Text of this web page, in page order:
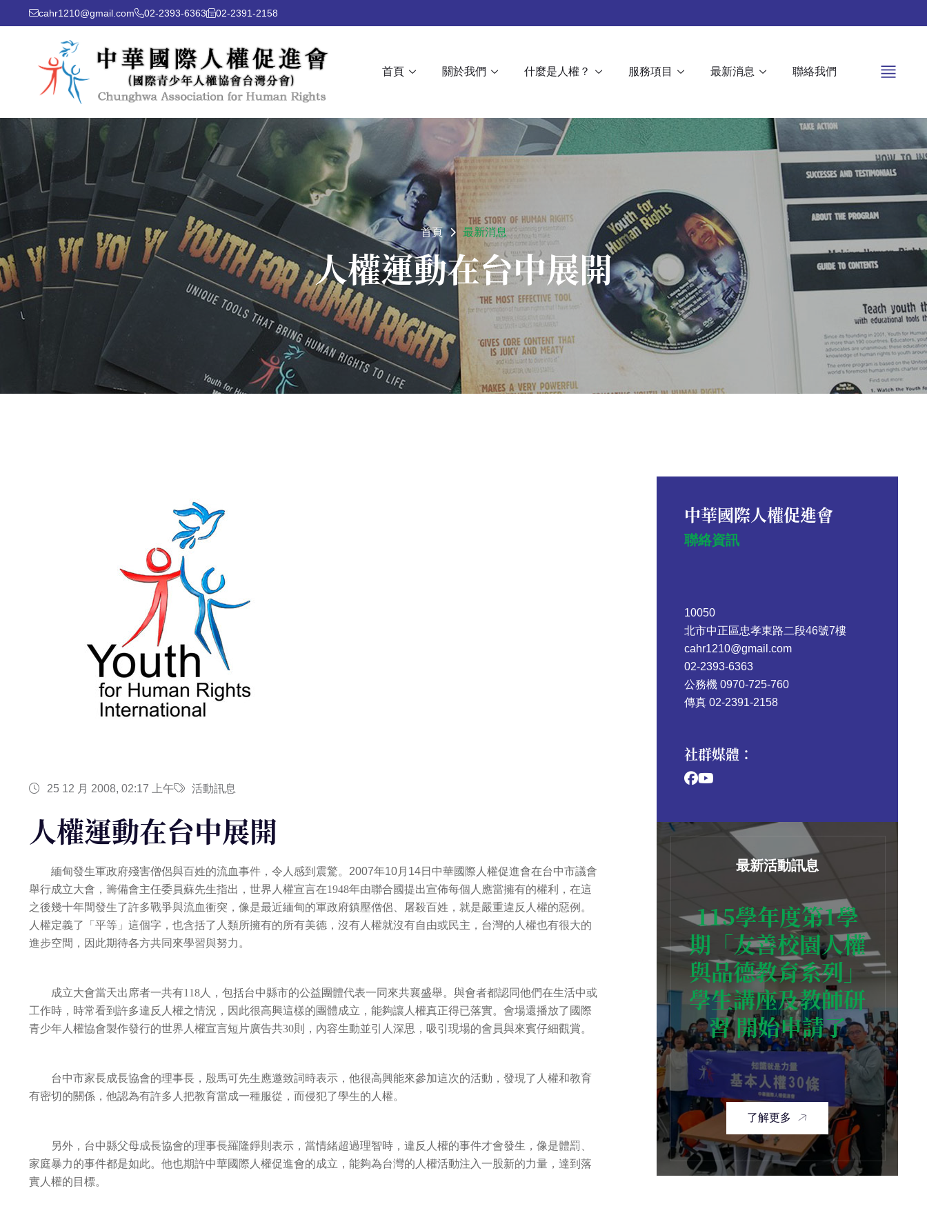
cahr1210@gmail.com 02-2393-6363 02-2391-2158
首頁 關於我們 什麼是人權？ 服務項目 最新消息 聯絡我們
首頁 最新消息
人權運動在台中展開
25 12 月 2008, 02:17 上午 活動訊息
人權運動在台中展開
緬甸發生軍政府殘害僧侶與百姓的流血事件，令人感到震驚。2007年10月14日中華國際人權促進會在台中市議會
舉行成立大會，籌備會主任委員蘇先生指出，世界人權宣言在1948年由聯合國提出宣佈每個人應當擁有的權利，在這
之後幾十年間發生了許多戰爭與流血衝突，像是最近緬甸的軍政府鎮壓僧侶、屠殺百姓，就是嚴重違反人權的惡例。
人權定義了「平等」這個字，也含括了人類所擁有的所有美德，沒有人權就沒有自由或民主，台灣的人權也有很大的
進步空間，因此期待各方共同來學習與努力。
成立大會當天出席者一共有118 人，包括台中縣市的公益團體代表一同來共襄盛舉。與會者都認同他們在生活中或
工作時，時常看到許多違反人權之情況，因此很高興這樣的團體成立，能夠讓人權真正得已落實。會場還播放了國際
青少年人權協會製作發行的世界人權宣言短片廣告共30則，內容生動並引人深思，吸引現場的會員與來賓仔細觀賞。
台中市家長成長協會的理事長，殷馬可先生應邀致詞時表示，他很高興能來參加這次的活動，發現了人權和教育
有密切的關係，他認為有許多人把教育當成一種服從，而侵犯了學生的人權。
另外，台中縣父母成長協會的理事長羅隆錚則表示，當情緒超過理智時，違反人權的事件才會發生，像是體罰、
家庭暴力的事件都是如此。他也期許中華國際人權促進會的成立，能夠為台灣的人權活動注入一股新的力量，達到落
實人權的目標。
中華國際人權促進會
聯絡資訊
10050
北市中正區忠孝東路二段46號7樓
cahr1210@gmail.com
02-2393-6363
公務機 0970-725-760
傳真 02-2391-2158
社群媒體：
最新活動訊息
115學年度第1學
期「友善校園人權
與品德教育系列」
學生講座及教師研
習 開始申請了
了解更多